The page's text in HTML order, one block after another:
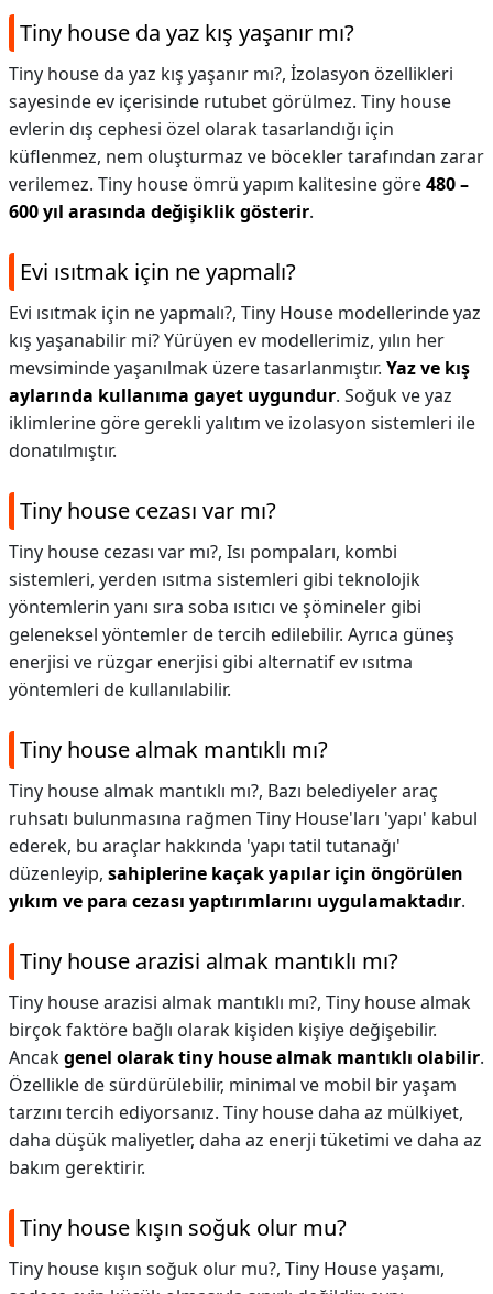
Tiny house da yaz kış yaşanır mı?
Tiny house da yaz kış yaşanır mı?, İzolasyon özellikleri
sayesinde ev içerisinde rutubet görülmez. Tiny house
evlerin dış cephesi özel olarak tasarlandığı için
küflenmez, nem oluşturmaz ve böcekler tarafından zarar
verilemez. Tiny house ömrü yapım kalitesine göre480 –
600 yıl arasında değişiklik gösterir.
Evi ısıtmak için ne yapmalı?
Evi ısıtmak için ne yapmalı?, Tiny House modellerinde yaz
kış yaşanabilir mi? Yürüyen ev modellerimiz, yılın her
mevsiminde yaşanılmak üzere tasarlanmıştır. Yaz ve kış
aylarında kullanıma gayet uygundur. Soğuk ve yaz
iklimlerine göre gerekli yalıtım ve izolasyon sistemleri ile
donatılmıştır.
Tiny house cezası var mı?
Tiny house cezası var mı?, Isı pompaları, kombi
sistemleri, yerden ısıtma sistemleri gibi teknolojik
yöntemlerin yanı sıra soba ısıtıcı ve şömineler gibi
geleneksel yöntemler de tercih edilebilir. Ayrıca güneş
enerjisi ve rüzgar enerjisi gibi alternatif ev ısıtma
yöntemleri de kullanılabilir.
Tiny house almak mantıklı mı?
Tiny house almak mantıklı mı?, Bazı belediyeler araç
ruhsatı bulunmasına rağmen Tiny House'ları 'yapı' kabul
ederek, bu araçlar hakkında 'yapı tatil tutanağı'
düzenleyip, sahiplerine kaçak yapılar için öngörülen
yıkım ve para cezası yaptırımlarını uygulamaktadır.
Tiny house arazisi almak mantıklı mı?
Tiny house arazisi almak mantıklı mı?, Tiny house almak
birçok faktöre bağlı olarak kişiden kişiye değişebilir.
Ancakgenel olarak tiny house almak mantıklı olabilir.
Özellikle de sürdürülebilir, minimal ve mobil bir yaşam
tarzını tercih ediyorsanız. Tiny house daha az mülkiyet,
daha düşük maliyetler, daha az enerji tüketimi ve daha az
bakım gerektirir.
Tiny house kışın soğuk olur mu?
Tiny house kışın soğuk olur mu?, Tiny House yaşamı,